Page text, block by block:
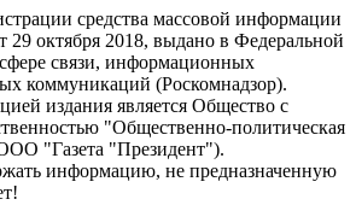
средства массовой информации
октября 2018, выдано в Федеральной
связи, информационных
коммуникаций (Роскомнадзор).
издания является Общество с
"Общественно-политическая
"Газета "Президент").
информацию, не предназначенную